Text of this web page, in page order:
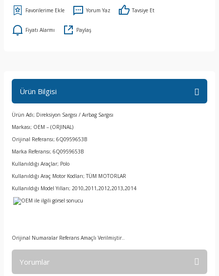
Yorum Yaz Tavsiye Et
Fiyatı Alarmı Paylaş
Ürün Bilgisi
Ürün Adı; Direksiyon Sargısı / Aırbag Sargısı
Markası; OEM – (ORJINAL)
Orijinal Referansı; 6Q0959653B
Marka Referansı; 6Q0959653B
Kullanıldığı Araçlar; Polo
Kullanıldığı Araç Motor Kodları; TÜM MOTORLAR
Kullanıldığı Model Yılları; 2010,2011,2012,2013,2014
Orijinal Numaralar Referans Amaçlı Verilmiştir..
Yorumlar